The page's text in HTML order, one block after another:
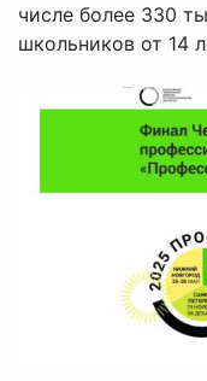
числе более 330
школьников от 14